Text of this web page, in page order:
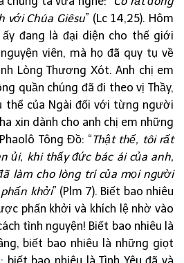
với Chúa Giêsu” (Lc 14,25). Hôm
ấy đang là đại diện cho thế giới
viên, mà họ đã quy tụ về
Lòng Thương Xót. Anh chị em
quần chúng đã đi theo vị Thầy,
thể của Ngài đối với từng người
xin dành cho anh chị em những
Tông Đồ: “Thật thế, tôi rất
ủi, khi thấy đức bác ái của anh,
làm cho lòng trí của mọi người
khởi” (Plm 7). Biết bao nhiêu
phấn khởi và khích lệ nhờ vào
tình nguyện! Biết bao nhiêu là
biết bao nhiêu là những giọt